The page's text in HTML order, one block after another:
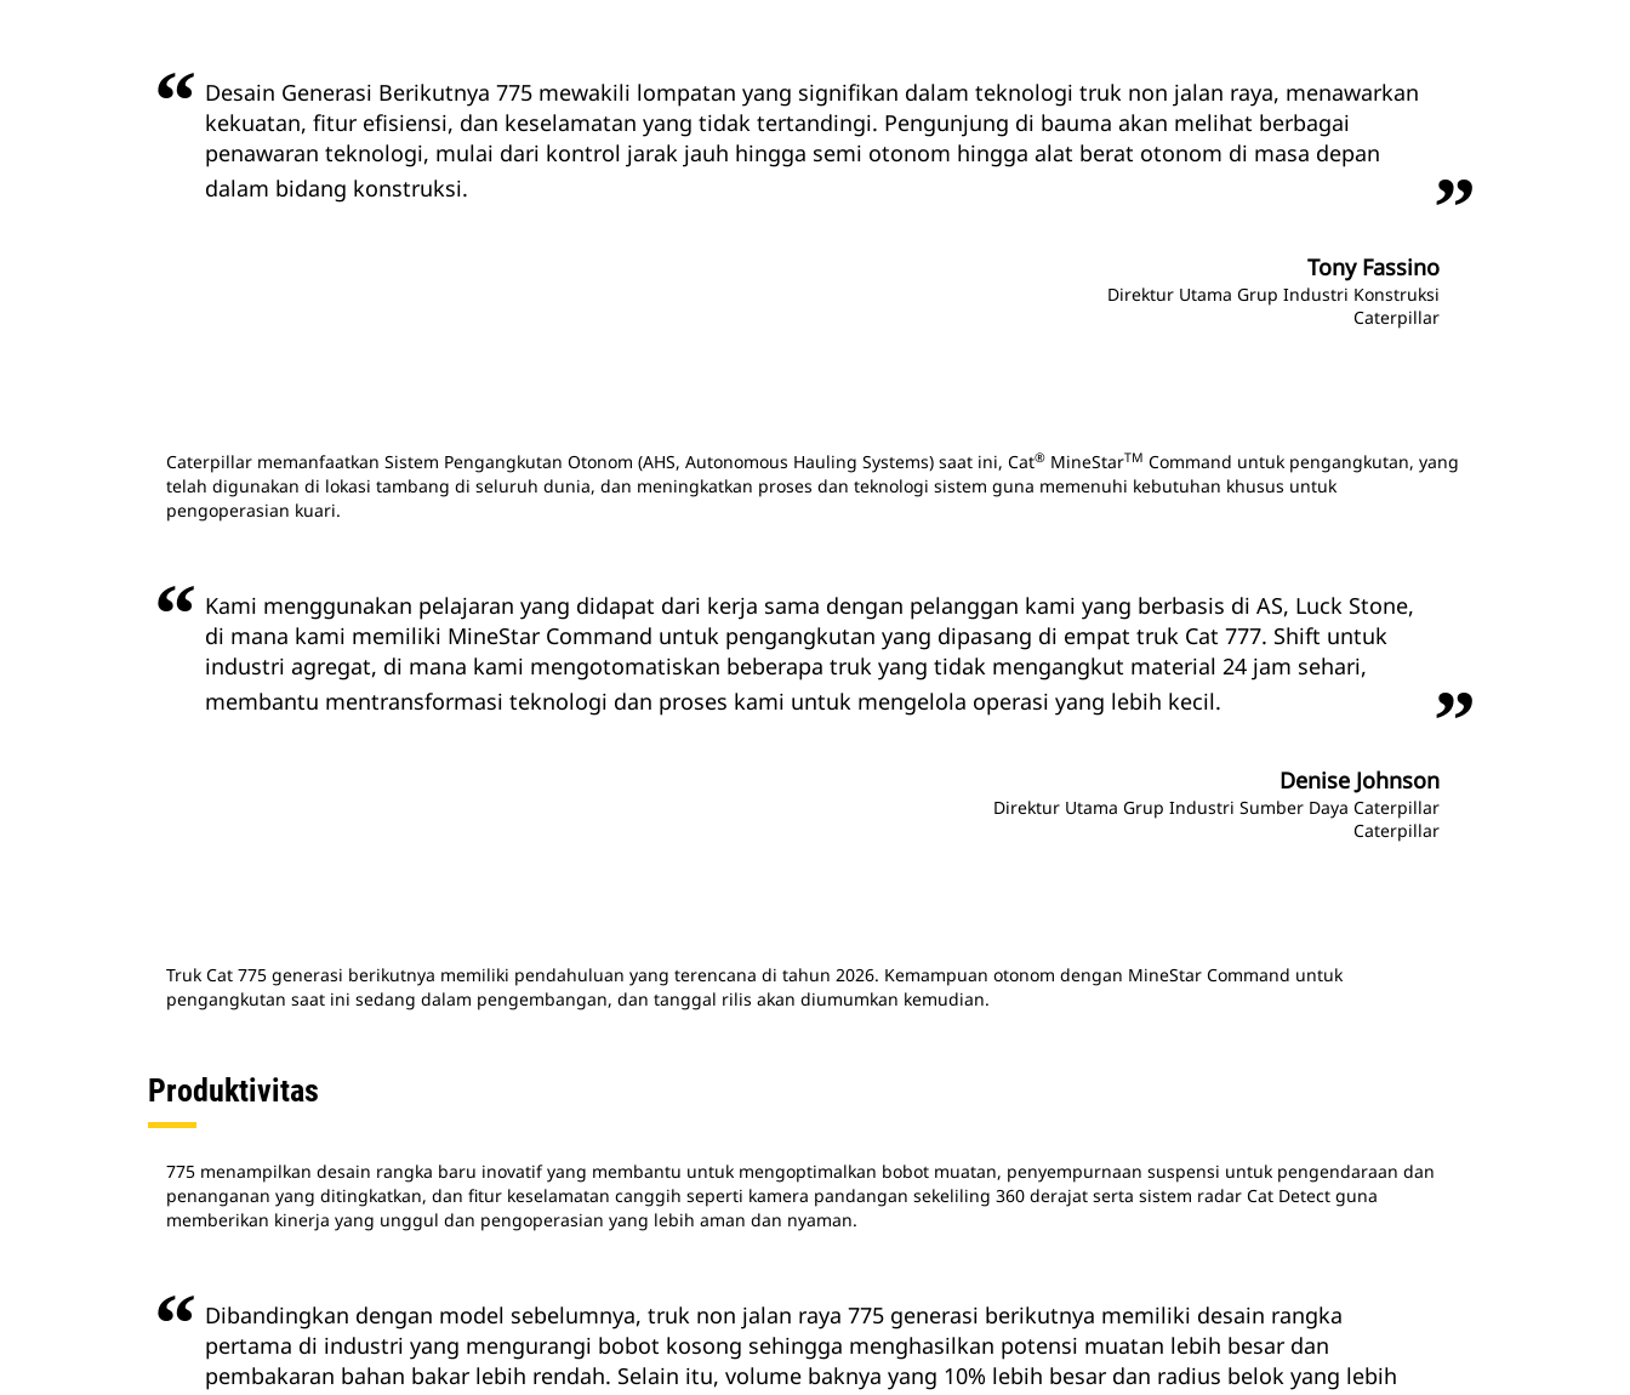
Desain Generasi Berikutnya 775 mewakili lompatan yang signifikan dalam teknologi truk non jalan raya, menawarkan
kekuatan, fitur efisiensi, dan keselamatan yang tidak tertandingi. Pengunjung di bauma akan melihat berbagai
penawaran teknologi, mulai dari kontrol jarak jauh hingga semi otonom hingga alat berat otonom di masa depan
dalam bidang konstruksi.
Tony Fassino
Direktur Utama Grup Industri Konstruksi
Caterpillar
Caterpillar memanfaatkan Sistem Pengangkutan Otonom (AHS, Autonomous Hauling Systems) saat ini, Cat® MineStarTM Command untuk pengangkutan, yang
telah digunakan di lokasi tambang di seluruh dunia, dan meningkatkan proses dan teknologi sistem guna memenuhi kebutuhan khusus untuk
pengoperasian kuari.
Kami menggunakan pelajaran yang didapat dari kerja sama dengan pelanggan kami yang berbasis di AS, Luck Stone,
di mana kami memiliki MineStar Command untuk pengangkutan yang dipasang di empat truk Cat 777. Shift untuk
industri agregat, di mana kami mengotomatiskan beberapa truk yang tidak mengangkut material 24 jam sehari,
membantu mentransformasi teknologi dan proses kami untuk mengelola operasi yang lebih kecil.
Denise Johnson
Direktur Utama Grup Industri Sumber Daya Caterpillar
Caterpillar
Truk Cat 775 generasi berikutnya memiliki pendahuluan yang terencana di tahun 2026. Kemampuan otonom dengan MineStar Command untuk
pengangkutan saat ini sedang dalam pengembangan, dan tanggal rilis akan diumumkan kemudian.
Produktivitas
775 menampilkan desain rangka baru inovatif yang membantu untuk mengoptimalkan bobot muatan, penyempurnaan suspensi untuk pengendaraan dan
penanganan yang ditingkatkan, dan fitur keselamatan canggih seperti kamera pandangan sekeliling 360 derajat serta sistem radar Cat Detect guna
memberikan kinerja yang unggul dan pengoperasian yang lebih aman dan nyaman.
Dibandingkan dengan model sebelumnya, truk non jalan raya 775 generasi berikutnya memiliki desain rangka
pertama di industri yang mengurangi bobot kosong sehingga menghasilkan potensi muatan lebih besar dan
pembakaran bahan bakar lebih rendah. Selain itu, volume baknya yang 10% lebih besar dan radius belok yang lebih